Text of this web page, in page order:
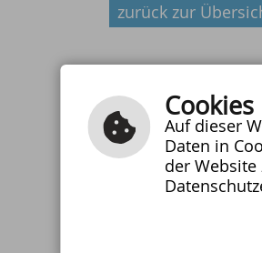
zurück zur
Schulstraße 10
Cookies
Auf dieser
Daten in
der